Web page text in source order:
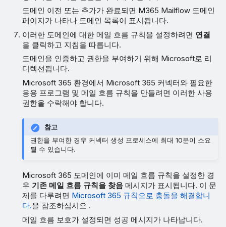
도메인 이전 또는 추가가 완료되면 M365 Mailflow 도메인
페이지가 나타나 도메인 목록이 표시됩니다.
이러한 도메인에 대한 메일 흐름 규칙을 설정하려면 연결
을 클릭하고 지침을 따릅니다.
도메인을 인증하고 권한을 부여하기 위해 Microsoft로 리
디렉션됩니다.
Microsoft 365 환경에서 Microsoft 365 커넥터와 필요한
응용 프로그램 및 메일 흐름 규칙을 만들려면 이러한 사용
권한을 수락해야 합니다.
참고
권한을 부여한 경우 커넥터 생성 프로세스에 최대 10분이 소요
될 수 있습니다.
Microsoft 365 도메인에 이미 메일 흐름 규칙을 설정한 경
우 기존 메일 흐름 규칙을 찾음 메시지가 표시됩니다. 이 문
제를 다루려면 Microsoft 365 규칙으로 충돌을 해결합니
다.을 참조하십시오 .
메일 흐름 보호가 설정되면 성공 메시지가 나타납니다.